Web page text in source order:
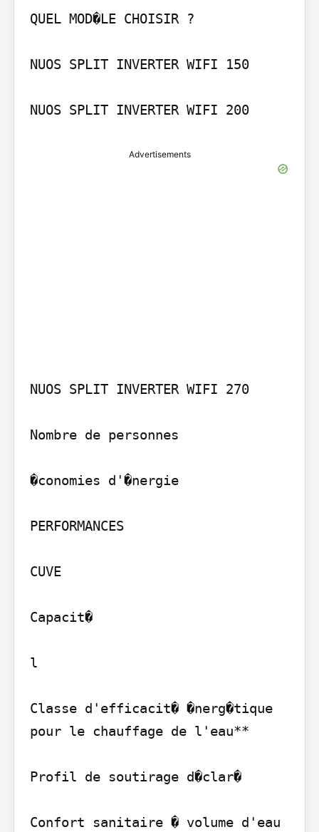
QUEL MOD�LE CHOISIR ?
NUOS SPLIT INVERTER WIFI 150
NUOS SPLIT INVERTER WIFI 200
Advertisements
NUOS SPLIT INVERTER WIFI 270
Nombre de personnes
�conomies d'�nergie
PERFORMANCES
CUVE
Capacit�
l
Classe d'efficacit� �nerg�tique
pour le chauffage de l'eau**
Profil de soutirage d�clar�
Confort sanitaire � volume d'eau